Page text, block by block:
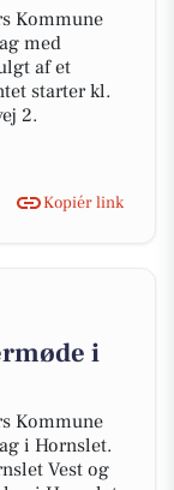
Kommune
med
af et
starter kl.
2.
Kopiér link
i
Kommune
i Hornslet.
Vest og